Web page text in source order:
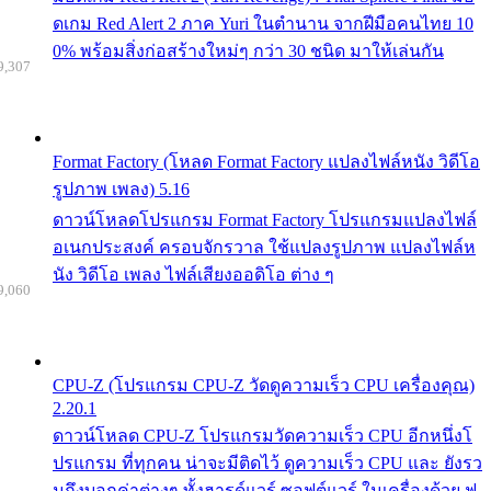
ดเกม Red Alert 2 ภาค Yuri ในตำนาน จากฝีมือคนไทย 10
0% พร้อมสิ่งก่อสร้างใหม่ๆ กว่า 30 ชนิด มาให้เล่นกัน
Format Factory (โหลด Format Factory แปลงไฟล์หนัง วิดีโอ
รูปภาพ เพลง) 5.16
ดาวน์โหลดโปรแกรม Format Factory โปรแกรมแปลงไฟล์
อเนกประสงค์ ครอบจักรวาล ใช้แปลงรูปภาพ แปลงไฟล์ห
นัง วิดีโอ เพลง ไฟล์เสียงออดิโอ ต่าง ๆ
CPU-Z (โปรแกรม CPU-Z วัดดูความเร็ว CPU เครื่องคุณ)
2.20.1
ดาวน์โหลด CPU-Z โปรแกรมวัดความเร็ว CPU อีกหนึ่งโ
ปรแกรม ที่ทุกคน น่าจะมีติดไว้ ดูความเร็ว CPU และ ยังรว